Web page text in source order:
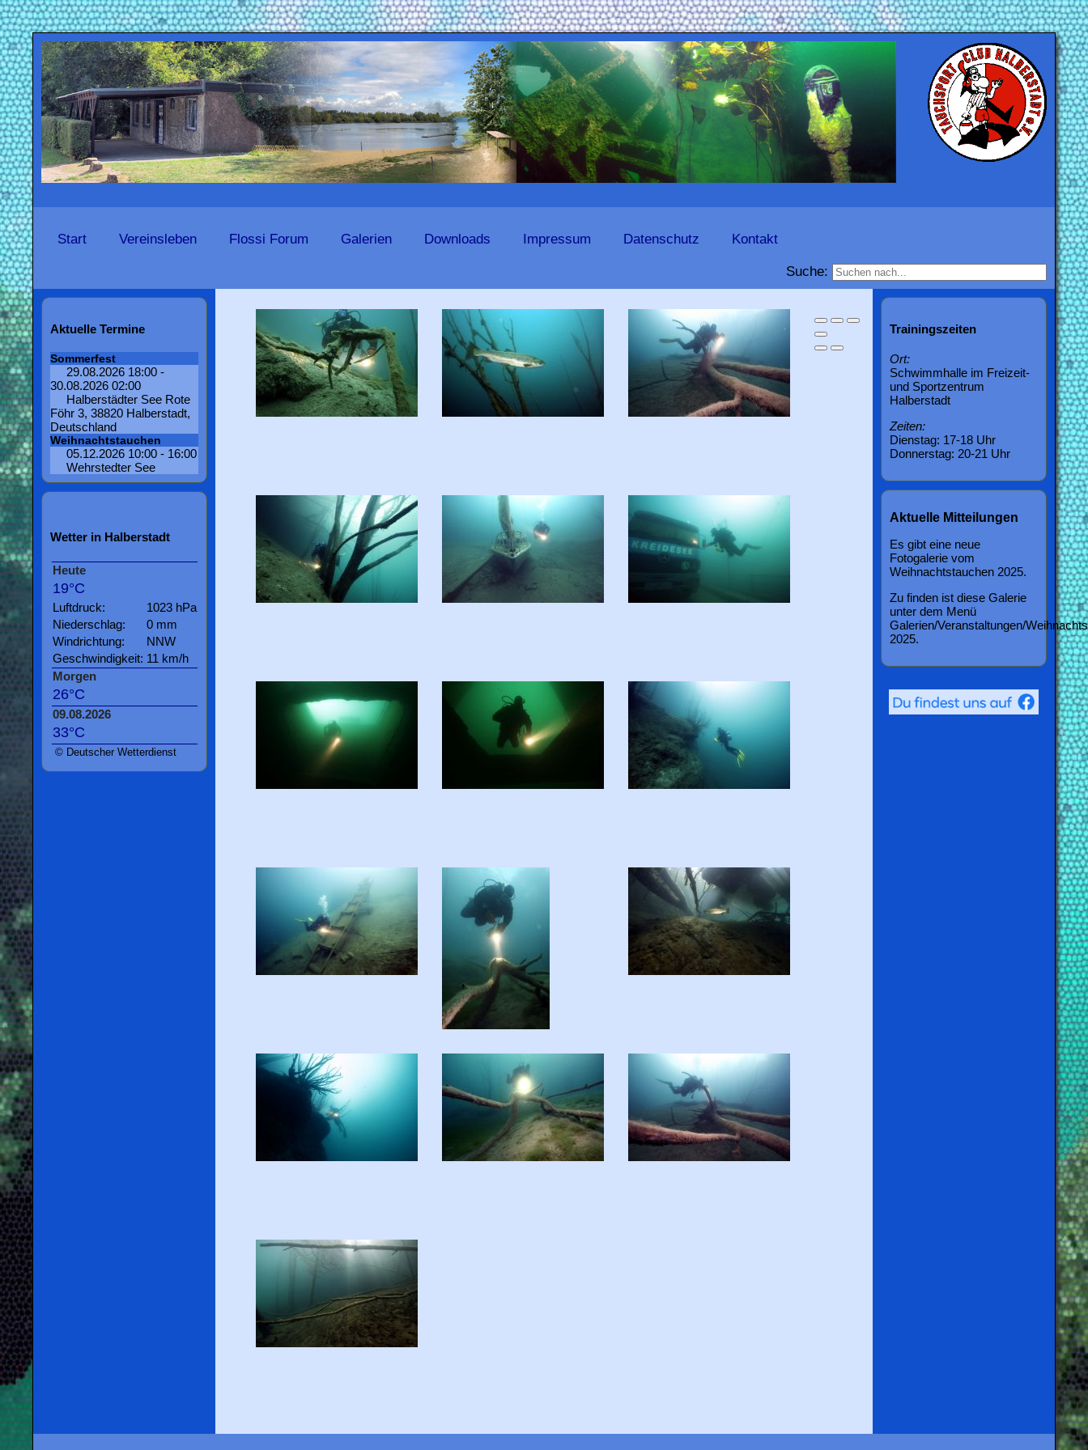
Start Vereinsleben Flossi Forum Galerien Downloads Impressum Datenschutz Kontakt
Suche:
Aktuelle Termine
Sommerfest
29.08.2026 18:00 -
30.08.2026 02:00
Halberstädter See Rote
Föhr 3, 38820 Halberstadt,
Deutschland
Weihnachtstauchen
05.12.2026 10:00 - 16:00
Wehrstedter See
Wetter in Halberstadt
Heute
19°C
Luftdruck:
1023 hPa
Niederschlag:
0 mm
Windrichtung:
NNW
Geschwindigkeit: 11 km/h
Morgen
26°C
09.08.2026
33°C
© Deutscher Wetterdienst
Trainingszeiten
Ort:
Schwimmhalle im Freizeit-
und Sportzentrum
Halberstadt
Zeiten:
Dienstag: 17-18 Uhr
Donnerstag: 20-21 Uhr
Aktuelle Mitteilungen
Es gibt eine neue
Fotogalerie vom
Weihnachtstauchen 2025.
Zu finden ist diese Galerie
unter dem Menü
Galerien/Veranstaltungen/
2025.